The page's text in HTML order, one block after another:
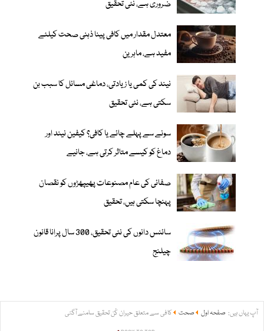
ضروری ہے، نئی تحقیق
معتدل مقدار میں کافی پینا ذہنی صحت کیلئے
مفید ہے، ماہرین
نیند کی کمی یا زیادتی، دماغی مسائل کا سبب بن
سکتی ہے، نئی تحقیق
سونے سے پہلے چائے یا کافی؟ کیفین نیند اور
دماغ کو کیسے متاثر کرتی ہے، جانیے
صفائی کی عام مصنوعات پھیپھڑوں کو نقصان
پہنچا سکتی ہیں، تحقیق
سائنس دانوں کی نئی تحقیق، 300 سال پرانا قانون
چیلنج
آپ یہاں ہیں: صفحہ اول صحت کافی سے متعلق حیران کُن تحقیق سامنے آگئی